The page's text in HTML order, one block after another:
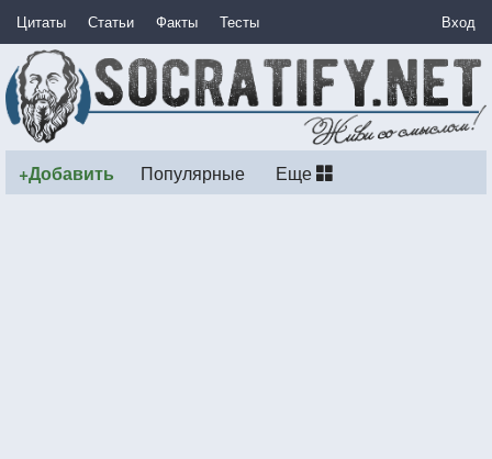
Цитаты Статьи Факты Тесты Вход
+Добавить Популярные Еще